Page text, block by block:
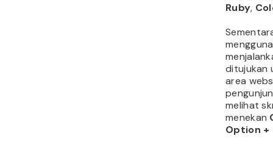
Ruby,
ditujukan
area
melihat
menekan
Option +